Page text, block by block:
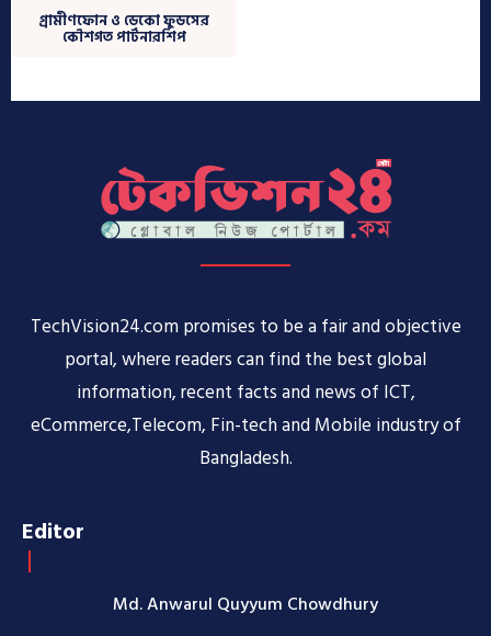
TechVision24.com promises to be a fair and objective
portal, where readers can find the best global
information, recent facts and news of ICT,
eCommerce,Telecom, Fin-tech and Mobile industry of
Bangladesh.
Editor
Md. Anwarul Quyyum Chowdhury